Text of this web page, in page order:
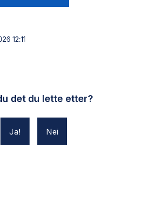
12:11
det du lette etter?
Ja Nei